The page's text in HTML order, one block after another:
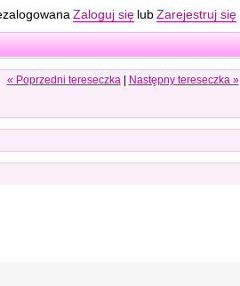
Zaloguj się lub Zarejestruj się
« Poprzedni tereseczka| Następny tereseczka »